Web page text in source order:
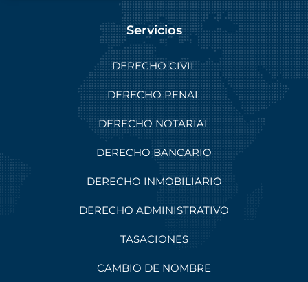
Servicios
DERECHO CIVIL
DERECHO PENAL
DERECHO NOTARIAL
DERECHO BANCARIO
DERECHO INMOBILIARIO
DERECHO ADMINISTRATIVO
TASACIONES
CAMBIO DE NOMBRE